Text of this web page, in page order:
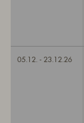
05.12. - 23.12.26